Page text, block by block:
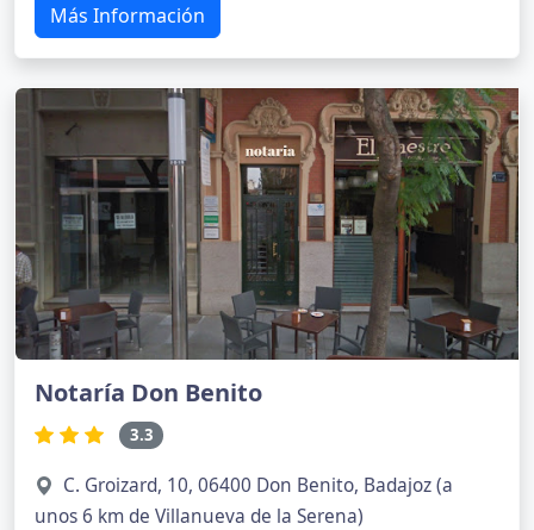
Más Información
Notaría Don Benito
3.3
C. Groizard, 10, 06400 Don Benito, Badajoz (a
unos 6 km de Villanueva de la Serena)